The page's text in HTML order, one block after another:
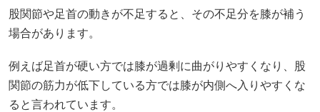
股関節や足首の動きが不足すると、その不足分を膝が補う
場合があります。
例えば足首が硬い方では膝が過剰に曲がりやすくなり、股
関節の筋力が低下している方では膝が内側へ入りやすくな
ると言われています。